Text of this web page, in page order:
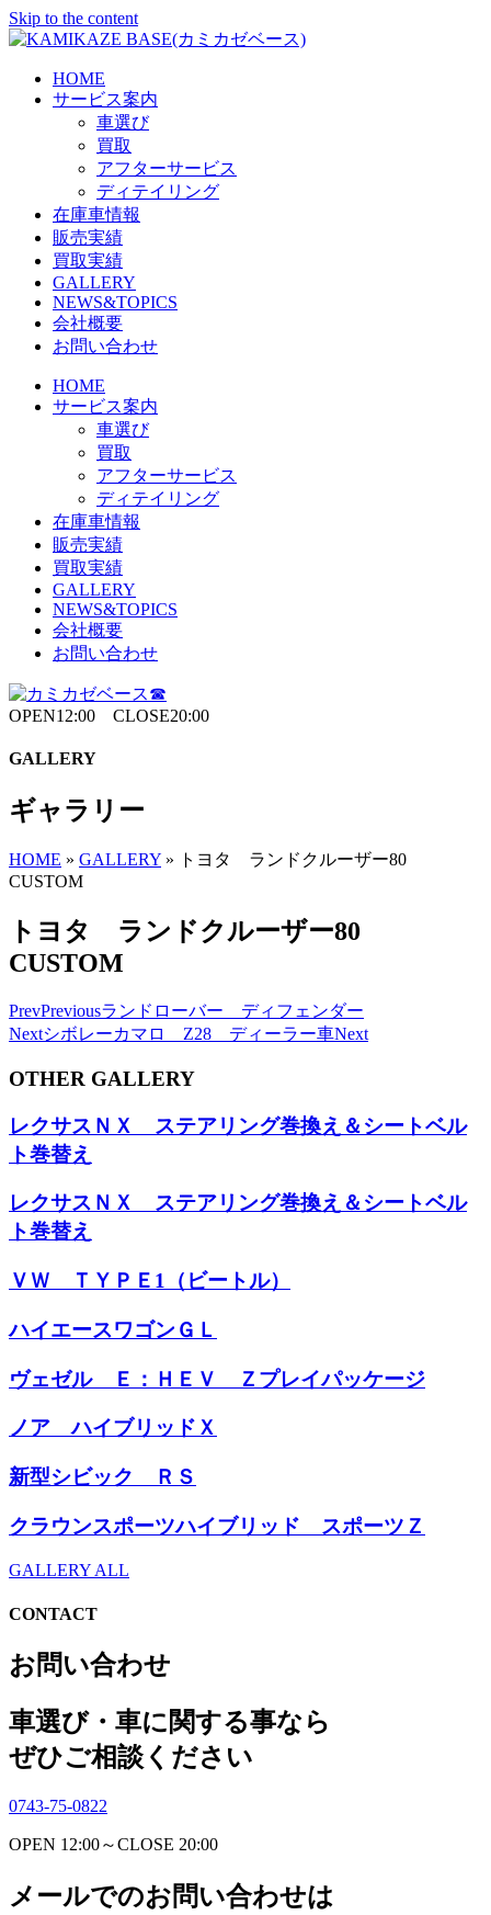
Skip to the content
HOME
サービス案内
車選び
買取
アフターサービス
ディテイリング
在庫車情報
販売実績
買取実績
GALLERY
NEWS&TOPICS
会社概要
お問い合わせ
HOME
サービス案内
車選び
買取
アフターサービス
ディテイリング
在庫車情報
販売実績
買取実績
GALLERY
NEWS&TOPICS
会社概要
お問い合わせ
OPEN12:00 CLOSE20:00
GALLERY
ギャラリー
HOME » GALLERY »
トヨタ ランドクルーザー80
CUSTOM
トヨタ ランドクルーザー80
CUSTOM
PrevPreviousランドローバー ディフェンダー
Nextシボレーカマロ Z28 ディーラー車Next
OTHER GALLERY
レクサスＮＸ ステアリング巻換え＆シートベル
ト巻替え
レクサスＮＸ ステアリング巻換え＆シートベル
ト巻替え
ＶＷ ＴＹＰＥ1（ビートル）
ハイエースワゴンＧＬ
ヴェゼル Ｅ：ＨＥＶ Ｚプレイパッケージ
ノア ハイブリッドＸ
新型シビック ＲＳ
クラウンスポーツハイブリッド スポーツＺ
GALLERY ALL
CONTACT
お問い合わせ
車選び・車に関する事なら
ぜひご相談ください
0743-75-0822
OPEN 12:00～CLOSE 20:00
メールでのお問い合わせは